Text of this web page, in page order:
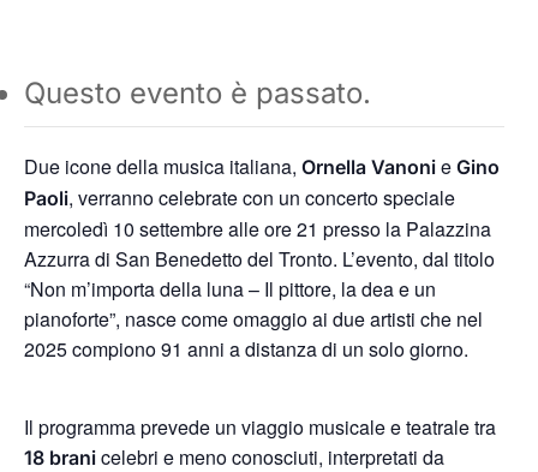
Questo evento è passato.
Due icone della musica italiana, Ornella Vanoni e Gino
Paoli, verranno celebrate con un concerto speciale
mercoledì 10 settembre alle ore 21 presso la Palazzina
Azzurra di San Benedetto del Tronto. L’evento, dal titolo
“Non m’importa della luna – Il pittore, la dea e un
pianoforte”, nasce come omaggio ai due artisti che nel
2025 compiono 91 anni a distanza di un solo giorno.
Il programma prevede un viaggio musicale e teatrale tra
18 brani celebri e meno conosciuti, interpretati da